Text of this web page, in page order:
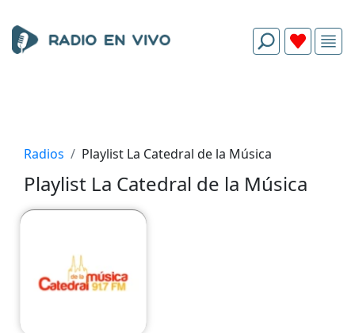
Radios Playlist La Catedral de la Música
Playlist La Catedral de la Música